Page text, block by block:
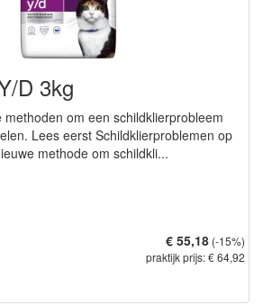
D 3kg
methoden om een schildklierprobleem
Lees eerst Schildklierproblemen op
methode om schildkli...
€ 55,18 (-15%)
praktijk prijs: € 64,92